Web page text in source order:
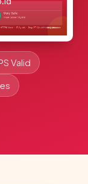
Valid